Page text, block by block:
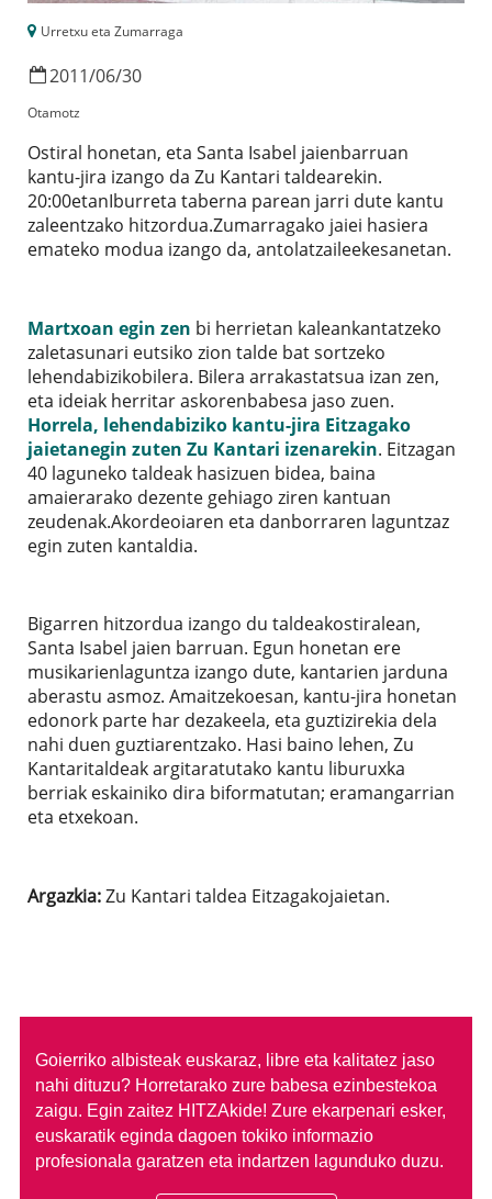
Urretxu eta Zumarraga
2011/06/30
Otamotz
Ostiral honetan, eta Santa Isabel jaienbarruan
kantu-jira izango da Zu Kantari taldearekin.
20:00etanIburreta taberna parean jarri dute kantu
zaleentzako hitzordua.Zumarragako jaiei hasiera
emateko modua izango da, antolatzaileekesanetan.
Martxoan egin zen bi herrietan kaleankantatzeko
zaletasunari eutsiko zion talde bat sortzeko
lehendabizikobilera. Bilera arrakastatsua izan zen,
eta ideiak herritar askorenbabesa jaso zuen.
Horrela, lehendabiziko kantu-jira Eitzagako
jaietanegin zuten Zu Kantari izenarekin. Eitzagan
40 laguneko taldeak hasizuen bidea, baina
amaierarako dezente gehiago ziren kantuan
zeudenak.Akordeoiaren eta danborraren laguntzaz
egin zuten kantaldia.
Bigarren hitzordua izango du taldeakostiralean,
Santa Isabel jaien barruan. Egun honetan ere
musikarienlaguntza izango dute, kantarien jarduna
aberastu asmoz. Amaitzekoesan, kantu-jira honetan
edonork parte har dezakeela, eta guztizirekia dela
nahi duen guztiarentzako. Hasi baino lehen, Zu
Kantaritaldeak argitaratutako kantu liburuxka
berriak eskainiko dira biformatutan; eramangarrian
eta etxekoan.
Argazkia:Zu Kantari taldea Eitzagakojaietan.
Goierriko albisteak euskaraz, libre eta kalitatez jaso
nahi dituzu? Horretarako zure babesa ezinbestekoa
zaigu. Egin zaitez HITZAkide! Zure ekarpenari esker,
euskaratik eginda dagoen tokiko informazio
profesionala garatzen eta indartzen lagunduko duzu.